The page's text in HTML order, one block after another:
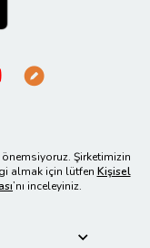
Şirketimizin
almak için lütfen Kişisel
’nı inceleyiniz.